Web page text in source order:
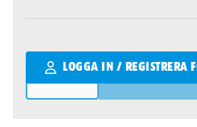
LOGGA IN / REGISTRERA
Qantity